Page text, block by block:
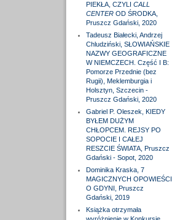
PIEKŁA, CZYLI CALL
CENTEROD ŚRODKA,
Pruszcz Gdański, 2020
Tadeusz Białecki, Andrzej
Chludziński, SŁOWIAŃSKIE
NAZWY GEOGRAFICZNE
W NIEMCZECH. Część I B:
Pomorze Przednie (bez
Rugii), Meklemburgia i
Holsztyn, Szczecin -
Pruszcz Gdański, 2020
Gabriel P. Oleszek, KIEDY
BYŁEM DUŻYM
CHŁOPCEM. REJSY PO
SOPOCIE I CAŁEJ
RESZCIE ŚWIATA, Pruszcz
Gdański - Sopot, 2020
Dominika Kraska, 7
MAGICZNYCH OPOWIEŚCI
O GDYNI, Pruszcz
Gdański, 2019
Książka otrzymała